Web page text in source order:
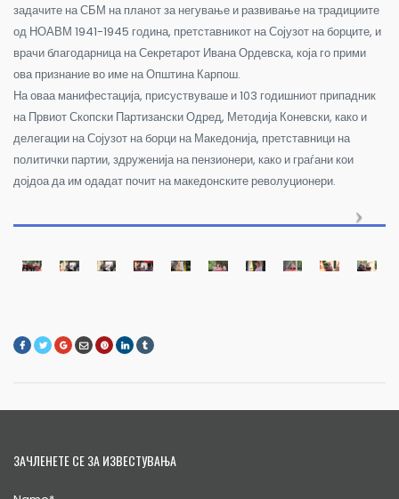
задачите на СБМ на планот за негување и развивање на традициите
од НОАВМ 1941-1945 година, претставникот на Сојузот на борците, и
врачи благодарница на Секретарот Ивана Ордевска, која го прими
ова признание во име на Општина Карпош.
На оваа манифестација, присуствуваше и 103 годишниот припадник
на Првиот Скопски Партизански Одред, Методија Коневски, како и
делегации на Сојузот на борци на Македонија, претставници на
политички партии, здруженија на пензионери, како и граѓани кои
дојдоа да им одадат почит на македонските револуционери.
ЗАЧЛЕНЕТЕ СЕ ЗА ИЗВЕСТУВАЊА